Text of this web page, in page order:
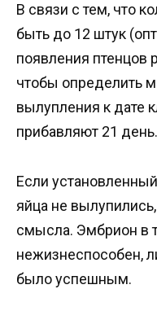
В связи с тем, что
быть до 12 штук
появления птенцов
чтобы определить
вылупления к дате
прибавляют 21 день.
Если
яйца не
смысла. Эмбрион в
нежизнеспособен,
было успешным.